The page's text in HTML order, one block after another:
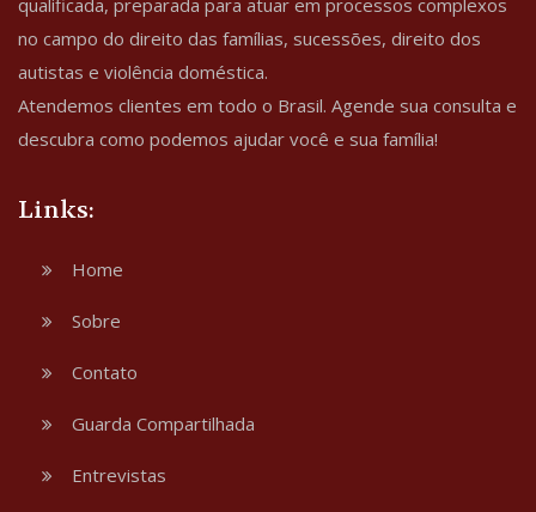
no campo do direito das famílias, sucessões, direito dos
autistas e violência doméstica.
Atendemos clientes em todo o Brasil. Agende sua consulta e
descubra como podemos ajudar você e sua família!
Links:
Home
Sobre
Contato
Guarda Compartilhada
Entrevistas